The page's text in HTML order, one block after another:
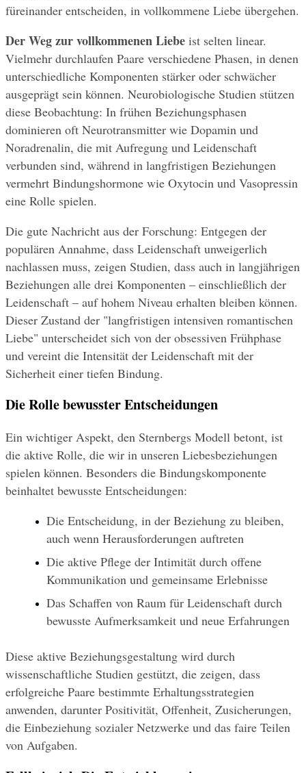
füreinander entscheiden, in vollkommene Liebe übergehen.
Der Weg zur vollkommenen Liebe ist selten linear.
Vielmehr durchlaufen Paare verschiedene Phasen, in denen
unterschiedliche Komponenten stärker oder schwächer
ausgeprägt sein können. Neurobiologische Studien stützen
diese Beobachtung: In frühen Beziehungsphasen
dominieren oft Neurotransmitter wie Dopamin und
Noradrenalin, die mit Aufregung und Leidenschaft
verbunden sind, während in langfristigen Beziehungen
vermehrt Bindungshormone wie Oxytocin und Vasopressin
eine Rolle spielen.
Die gute Nachricht aus der Forschung: Entgegen der
populären Annahme, dass Leidenschaft unweigerlich
nachlassen muss, zeigen Studien, dass auch in langjährigen
Beziehungen alle drei Komponenten – einschließlich der
Leidenschaft – auf hohem Niveau erhalten bleiben können.
Dieser Zustand der "langfristigen intensiven romantischen
Liebe" unterscheidet sich von der obsessiven Frühphase
und vereint die Intensität der Leidenschaft mit der
Sicherheit einer tiefen Bindung.
Die Rolle bewusster Entscheidungen
Ein wichtiger Aspekt, den Sternbergs Modell betont, ist
die aktive Rolle, die wir in unseren Liebesbeziehungen
spielen können. Besonders die Bindungskomponente
beinhaltet bewusste Entscheidungen:
Die Entscheidung, in der Beziehung zu bleiben,
auch wenn Herausforderungen auftreten
Die aktive Pflege der Intimität durch offene
Kommunikation und gemeinsame Erlebnisse
Das Schaffen von Raum für Leidenschaft durch
bewusste Aufmerksamkeit und neue Erfahrungen
Diese aktive Beziehungsgestaltung wird durch
wissenschaftliche Studien gestützt, die zeigen, dass
erfolgreiche Paare bestimmte Erhaltungsstrategien
anwenden, darunter Positivität, Offenheit, Zusicherungen,
die Einbeziehung sozialer Netzwerke und das faire Teilen
von Aufgaben.